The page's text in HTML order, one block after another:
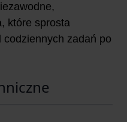
które sprosta
zadań po